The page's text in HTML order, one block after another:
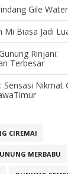
Gile
Biasa Jadi
Rinjani:
Terbesar
Nikmat
CIREMAI
MERBABU